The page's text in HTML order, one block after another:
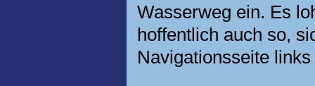
Wasserweg ein. Es
hoffentlich auch so,
Navigationsseite